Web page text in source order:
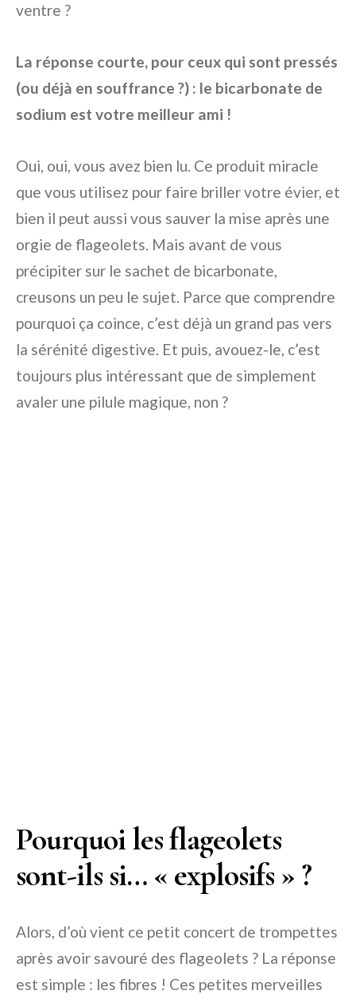
ventre ?
La réponse courte, pour ceux qui sont pressés
(ou déjà en souffrance ?) : le bicarbonate de
sodium est votre meilleur ami !
Oui, oui, vous avez bien lu. Ce produit miracle
que vous utilisez pour faire briller votre évier, et
bien il peut aussi vous sauver la mise après une
orgie de flageolets. Mais avant de vous
précipiter sur le sachet de bicarbonate,
creusons un peu le sujet. Parce que comprendre
pourquoi ça coince, c’est déjà un grand pas vers
la sérénité digestive. Et puis, avouez-le, c’est
toujours plus intéressant que de simplement
avaler une pilule magique, non ?
Pourquoi les flageolets
sont-ils si… « explosifs » ?
Alors, d’où vient ce petit concert de trompettes
après avoir savouré des flageolets ? La réponse
est simple : les fibres ! Ces petites merveilles